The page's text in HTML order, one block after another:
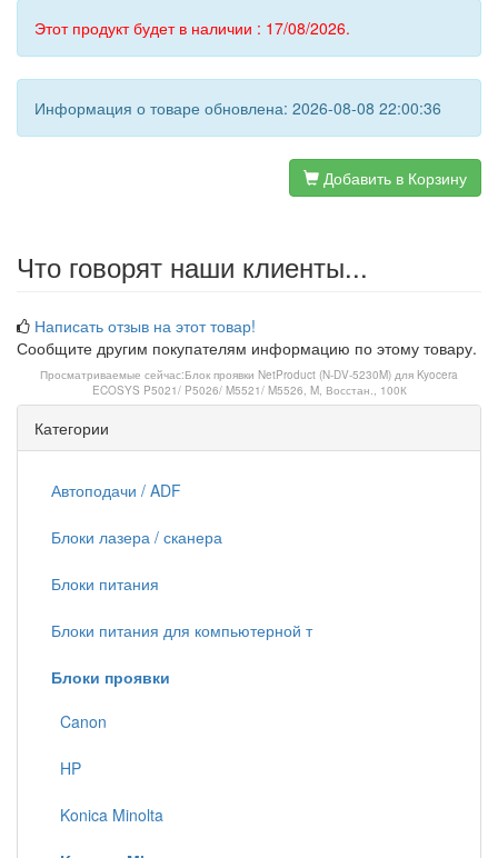
Этот продукт будет в наличии : 17/08/2026.
Информация о товаре обновлена: 2026-08-08 22:00:36
Добавить в Корзину
Что говорят наши клиенты...
Написать отзыв на этот товар!
Сообщите другим покупателям информацию по этому товару.
Просматриваемые сейчас:Блок проявки NetProduct (N-DV-5230M) для Kyocera
ECOSYS P5021/ P5026/ M5521/ M5526, M, Восстан., 100К
Категории
Автоподачи / ADF
Блоки лазера / сканера
Блоки питания
Блоки питания для компьютерной т
Блоки проявки
Canon
HP
Konica Minolta